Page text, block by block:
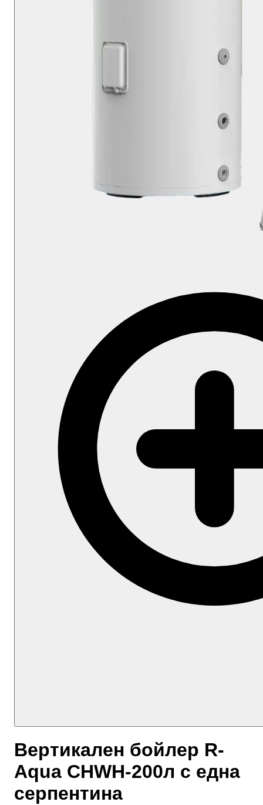
Вертикален бойлер R-
Aqua CHWH-200л с една
серпентина